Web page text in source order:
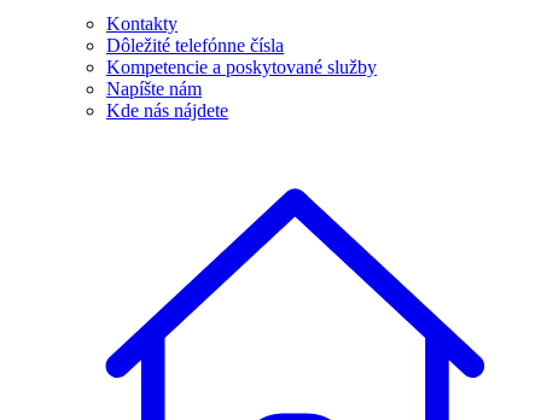
Kontakty
Dôležité telefónne čísla
Kompetencie a poskytované služby
Napíšte nám
Kde nás nájdete